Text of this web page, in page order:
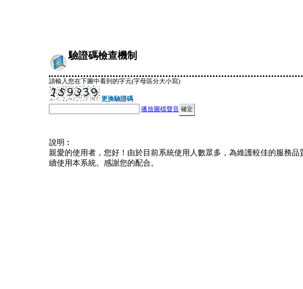
驗證碼檢查機制
請輸入您在下圖中看到的字元(字母區分大小寫)
更換驗證碼
播放圖檔聲音
說明︰
親愛的使用者，您好！由於目前系統使用人數眾多，為維護較佳的服務
續使用本系統。感謝您的配合。